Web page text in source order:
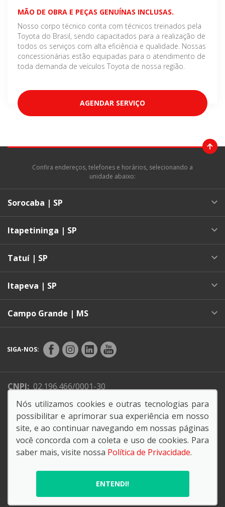
MÃO DE OBRA E PEÇAS GENUÍNAS INCLUSAS.
Nosso corpo técnico conta com técnicos treinados pela
Toyota do Brasil, sendo capacitados para a realização de
todos os serviços com alta eficiência e qualidade. Nossas
concessionárias estão equipadas para o atendimento de
toda demanda de veículos Toyota de nossa região.
AGENDAR SERVIÇO
Confira endereços, telefones e horários, selecionando a
unidade abaixo:
Sorocaba | SP
Itapetininga | SP
Tatuí | SP
Itapeva | SP
Campo Grande | MS
SIGA-NOS:
CNPJ: 02.196.466/0001-30
Endereço Matriz: Avenida Darcí Carvalho Dafferner,
301 - Alto da Boa Vista - Sorocaba-SP
Política de privacidade
Nós utilizamos cookies e outras tecnologias para
possibilitar e aprimorar sua experiência em nosso
site, e ao continuar navegando em nossas páginas
você concorda com a coleta e uso de cookies. Para
saber mais, visite nossa Política de Privacidade.
ENTENDI!